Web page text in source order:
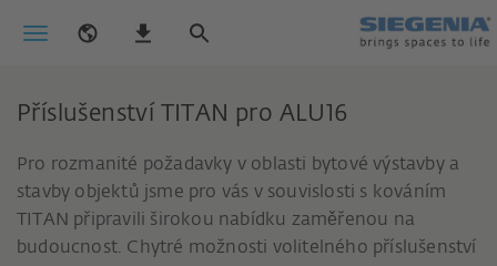
Příslušenství TITAN pro ALU16
Pro rozmanité požadavky v oblasti bytové výstavby a
stavby objektů jsme pro vás v souvislosti s kováním
TITAN připravili širokou nabídku zaměřenou na
budoucnost. Chytré možnosti volitelného příslušenství